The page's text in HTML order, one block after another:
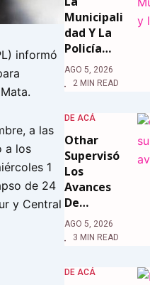
informó
a las
a los
1
de 24
y Central
Municipali
Dad Y La
Policía…
AGO 5, 2026
2 MIN READ
DE ACÁ
Othar
Supervisó
Los
Avances
De…
AGO 5, 2026
3 MIN READ
DE ACÁ